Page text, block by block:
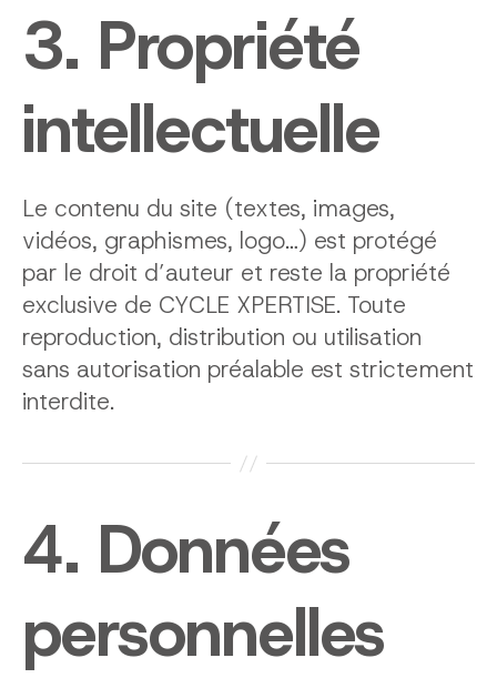
3. Propriété
intellectuelle
Le contenu du site (textes, images,
vidéos, graphismes, logo…) est protégé
par le droit d’auteur et reste la propriété
exclusive de CYCLE XPERTISE. Toute
reproduction, distribution ou utilisation
sans autorisation préalable est strictement
interdite.
4. Données
personnelles